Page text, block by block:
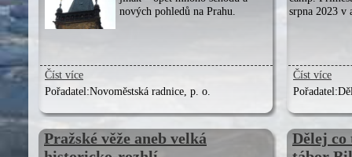
nových pohledů na Prahu.
Číst více
Pořadatel:Novoměstská radnice, p. o.
srpna 2023 v
Číst více
Pořadatel:
Pražské věže aneb velká
Dělej co